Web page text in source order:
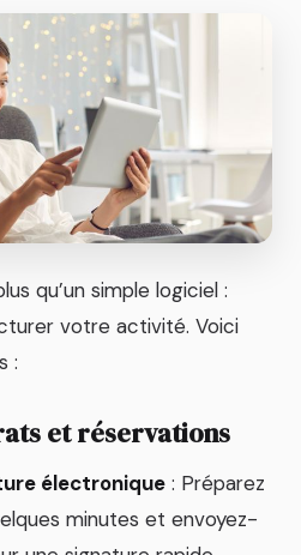
qu’un simple logiciel :
votre activité. Voici
:
et réservations
électronique : Préparez
minutes et envoyez-